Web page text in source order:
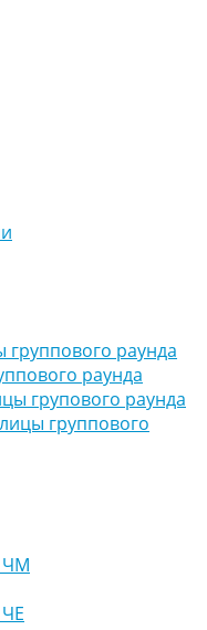
раунда
раунда
групового раунда
группового
ЧМ